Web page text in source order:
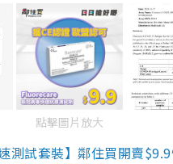
點擊圖片放大
測試套裝】鄰住買開賣